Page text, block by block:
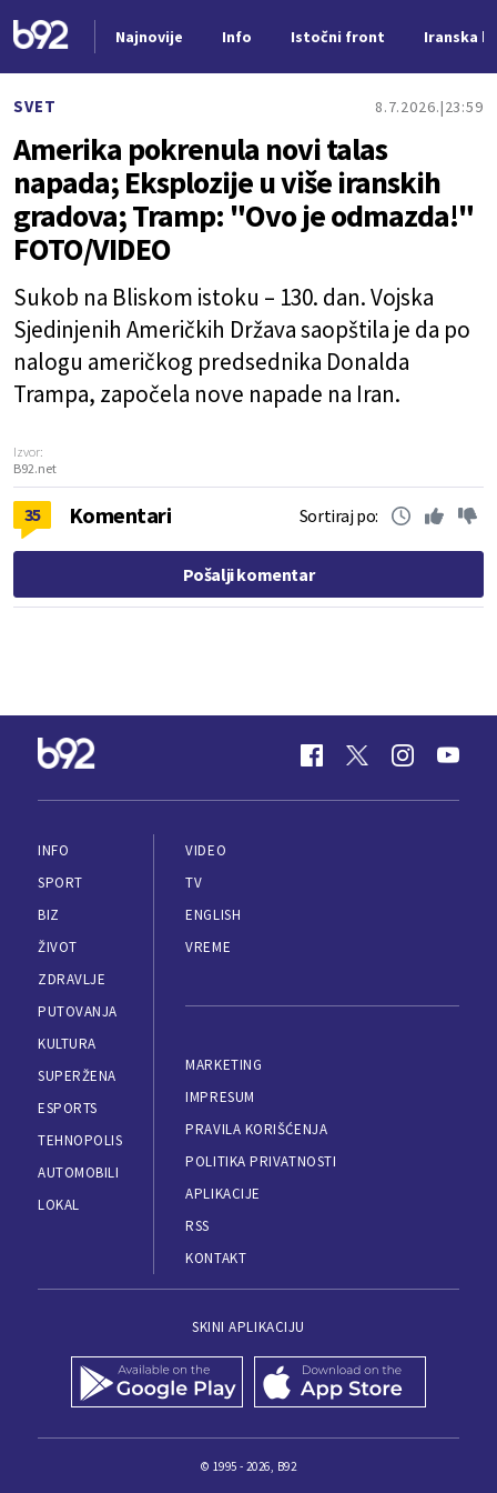
Najnovije Info Istočni front Iranska
SVET 8.7.2026. 23:59
Amerika pokrenula novi talas
napada; Eksplozije u više iranskih
gradova; Tramp: "Ovo je odmazda!"
FOTO/VIDEO
Sukob na Bliskom istoku – 130. dan. Vojska
Sjedinjenih Američkih Država saopštila je da po
nalogu američkog predsednika Donalda
Trampa, započela nove napade na Iran.
Izvor:
B92.net
35 Komentari Sortiraj po:
Pošalji komentar
INFO
SPORT
BIZ
ŽIVOT
ZDRAVLJE
PUTOVANJA
KULTURA
SUPERŽENA
ESPORTS
TEHNOPOLIS
AUTOMOBILI
LOKAL
VIDEO
TV
ENGLISH
VREME
MARKETING
IMPRESUM
PRAVILA KORIŠĆENJA
POLITIKA PRIVATNOSTI
APLIKACIJE
RSS
KONTAKT
SKINI APLIKACIJU
© 1995 - 2026, B92